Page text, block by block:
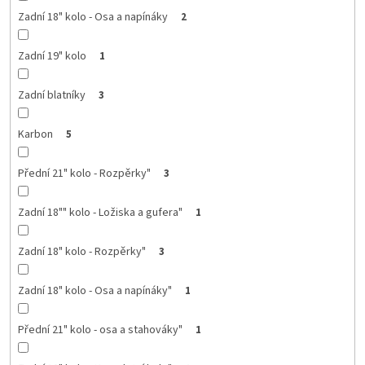
Zadní 18" kolo - Osa a napínáky 2
Zadní 19" kolo 1
Zadní blatníky 3
Karbon 5
Přední 21" kolo - Rozpěrky" 3
Zadní 18"" kolo - Ložiska a gufera" 1
Zadní 18" kolo - Rozpěrky" 3
Zadní 18" kolo - Osa a napínáky" 1
Přední 21" kolo - osa a stahováky" 1